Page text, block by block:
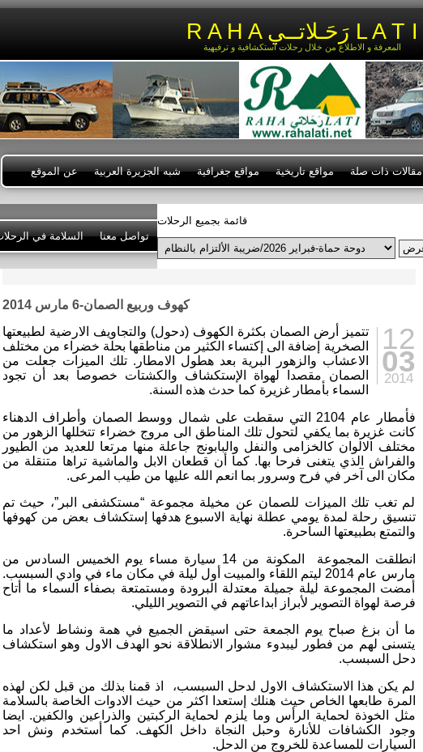
R A H A رَحَـلاتــي L A T I
المعرفة و الاطلاع من خلال رحلات استكشافية و ترفيهية
عن الموقع شبه الجزيرة العربية مواقع جغرافية مواقع تاريخية مقالات ذات صلة
السلامة في تواصل معنا
كهوف وربيع الصمان-6 مارس 2014
12
03
2014
تتميز أرض الصمان بكثرة الكهوف (دحول) والتجاويف الارضية لطبيعتها
الصخرية إضافة الى إكتساء الكثير من مناطقها بحلة خضراء من مختلف
الاعشاب والزهور البرية بعد هطول الامطار. تلك الميزات جعلت من
الصمان مقصدا لهواة الإستكشاف والكشتات خصوصا بعد أن تجود
السماء بأمطار غزيرة كما حدث هذه السنة.
فأمطار عام 2104 التي سقطت على شمال ووسط الصمان وأطراف الدهناء
كانت غزيرة بما يكفي لتحول تلك المناطق الى مروج خضراء تتخللها الزهور من
مختلف الالوان كالخزامى والنفل والبابونج جاعلة منها مرتعا للعديد من الطيور
والفراش الذي يتغنى فرحا بها. كما أن قطعان الابل والماشية تراها متنقلة من
مكان الى آخر في فرح وسرور بما انعم الله عليها من طيب المرعى.
لم تغب تلك الميزات للصمان عن مخيلة مجموعة “مستكشفى البر”، حيث تم
تنسيق رحلة لمدة يومي عطلة نهاية الاسبوع هدفها إستكشاف بعض من كهوفها
والتمتع بطبيعتها الساحرة.
انطلقت المجموعة المكونة من 14 سيارة مساء يوم الخميس السادس من
مارس عام 2014 ليتم اللقاء والمبيت أول ليلة في مكان ماء في وادي السبسب.
أمضت المجموعة ليلة جميلة معتدلة البرودة ومستمتعة بصفاء السماء ما أتاح
فرصة لهواة التصوير لأبراز ابداعاتهم في التصوير الليلي.
ما أن بزغ صباح يوم الجمعة حتى اسيقض الجميع في همة ونشاط لأعداد ما
يتسنى لهم من فطور ليبدوء مشوار الانطلاقة نحو الهدف الاول وهو استكشاف
دحل السبسب.
لم يكن هذا الاستكشاف الاول لدحل السبسب، اذ قمنا بذلك من قبل لكن لهذه
المرة طابعها الخاص حيث هنلك إستعدا اكثر من حيث الادوات الخاصة بالسلامة
مثل الخوذة لحماية الرأس وما يلزم لحماية الركبتين والذراعين والكفين. ايضا
وجود الكشافات للأنارة وحبل النجاة داخل الكهف. كما أستخدم ونش احد
السيارات للمساعدة للخروج من الدحل.
قائمة بجميع الرحلات